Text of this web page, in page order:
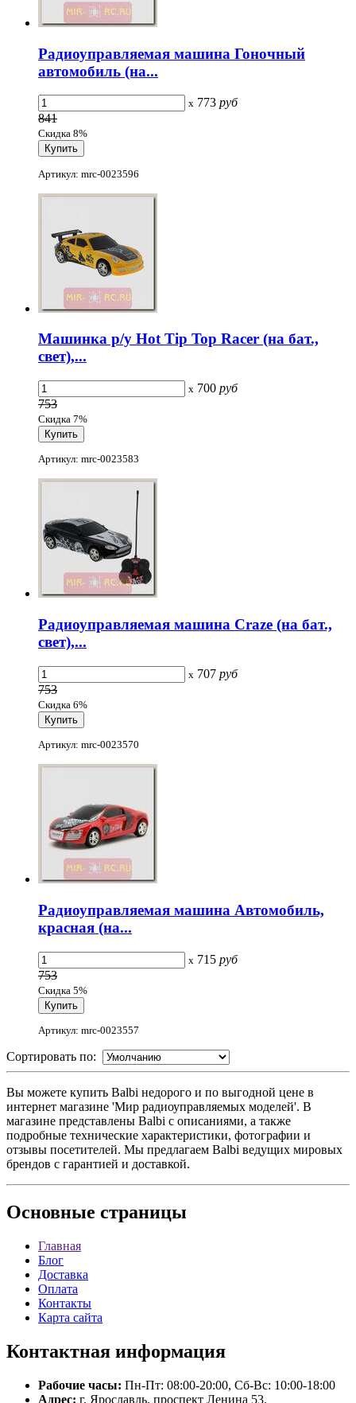
Радиоуправляемая машина Гоночный
автомобиль (на...
x 773 руб
841
Скидка 8%
Артикул: mrc-0023596
Машинка р/у Hot Tip Top Racer (на бат.,
свет),...
x 700 руб
753
Скидка 7%
Артикул: mrc-0023583
Радиоуправляемая машина Craze (на бат.,
свет),...
x 707 руб
753
Скидка 6%
Артикул: mrc-0023570
Радиоуправляемая машина Автомобиль,
красная (на...
x 715 руб
753
Скидка 5%
Артикул: mrc-0023557
Сортировать по:
Вы можете купить Balbi недорого и по выгодной цене в
интернет магазине 'Мир радиоуправляемых моделей'. В
магазине представлены Balbi с описаниями, а также
подробные технические характеристики, фотографии и
отзывы посетителей. Мы предлагаем Balbi ведущих мировых
брендов с гарантией и доставкой.
Основные страницы
Главная
Блог
Доставка
Оплата
Контакты
Карта сайта
Контактная информация
Рабочие часы: Пн-Пт: 08:00-20:00, Сб-Вс: 10:00-18:00
Адрес: г. Ярославль, проспект Ленина 53.